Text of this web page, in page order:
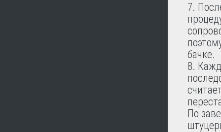
бачке.
По